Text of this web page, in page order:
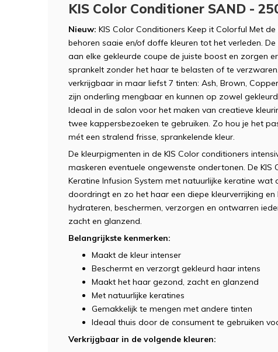
KIS Color Conditioner SAND -
Nieuw: KIS Color Conditioners Keep it Colorful Met
behoren saaie en/of doffe kleuren tot het verleden.
aan elke gekleurde coupe de juiste boost en zorgen
sprankelt zonder het haar te belasten of te
verkrijgbaar in maar liefst 7 tinten: Ash, Brown,
zijn onderling mengbaar en kunnen op zowel
Ideaal in de salon voor het maken van creatieve
twee kappersbezoeken te gebruiken. Zo hou je het
mét een stralend frisse, sprankelende kleur.
De kleurpigmenten in de KIS Color conditioners
maskeren eventuele ongewenste ondertonen. De
Keratine Infusion System met natuurlijke keratine wat
doordringt en zo het haar een diepe kleurverrijking
hydrateren, beschermen, verzorgen en ontwarren
zacht en glanzend.
Belangrijkste kenmerken:
Maakt de kleur intenser
Beschermt en verzorgt gekleurd haar intens
Maakt het haar gezond, zacht en glanzend
Met natuurlijke keratines
Gemakkelijk te mengen met andere tinten
Ideaal thuis door de consument te gebruiken
Verkrijgbaar in de volgende kleuren: